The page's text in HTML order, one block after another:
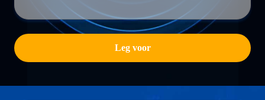
Leg voor